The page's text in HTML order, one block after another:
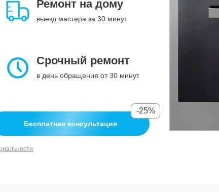
Ремонт на дому
выезд мастера за 30 минут
Срочный ремонт
в день обращения от 30 минут
Бесплатная консультация
-25%